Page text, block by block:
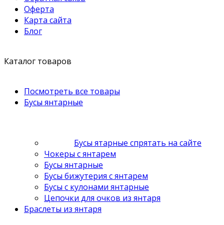
Оферта
Карта сайта
Блог
Каталог товаров
Посмотреть все товары
Бусы янтарные
Бусы ятарные спрятать на сайте
Чокеры с янтарем
Бусы янтарные
Бусы бижутерия с янтарем
Бусы с кулонами янтарные
Цепочки для очков из янтаря
Браслеты из янтаря